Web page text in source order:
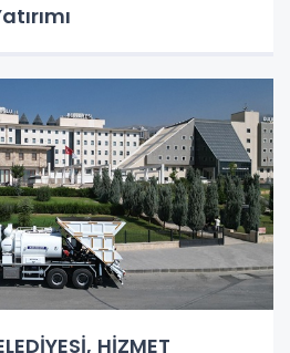
HİZMET